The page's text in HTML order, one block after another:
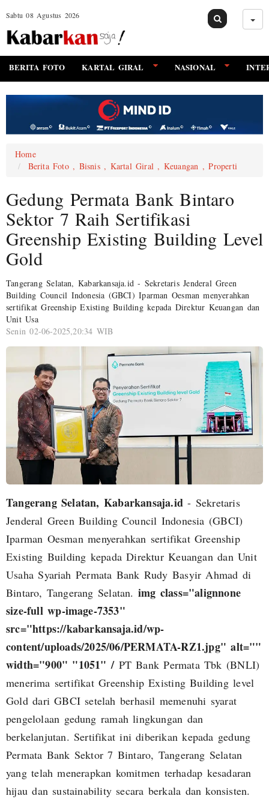
Sabtu 08 Agustus 2026
BERITA FOTO KARTAL GIRAL NASIONAL
Home
Berita Foto , Bisnis , Kartal Giral , Keuangan , Properti
Gedung Permata Bank Bintaro
Sektor 7 Raih Sertifikasi
Greenship Existing Building Level
Gold
Tangerang Selatan, Kabarkansaja.id - Sekretaris Jenderal Green
Building Council Indonesia (GBCI) Iparman Oesman menyerahkan
sertifikat Greenship Existing Building kepada Direktur Keuangan dan
Unit Usa
Senin 02-06-2025,20:34 WIB
Tangerang Selatan, Kabarkansaja.id - Sekretaris
Jenderal Green Building Council Indonesia (GBCI)
Iparman Oesman menyerahkan sertifikat Greenship
Existing Building kepada Direktur Keuangan dan Unit
Usaha Syariah Permata Bank Rudy Basyir Ahmad di
Bintaro, Tangerang Selatan. img class="alignnone
size-full wp-image-7353"
src="https://kabarkansaja.id/wp-
content/uploads/2025/06/PERMATA-RZ1.jpg" alt=""
width="900" "1051" /PT Bank Permata Tbk (BNLI)
menerima sertifikat Greenship Existing Building level
Gold dari GBCI setelah berhasil memenuhi syarat
pengelolaan gedung ramah lingkungan dan
berkelanjutan. Sertifikat ini diberikan kepada gedung
Permata Bank Sektor 7 Bintaro, Tangerang Selatan
yang telah menerapkan komitmen terhadap kesadaran
hijau dan sustainability secara berkala dan konsisten.